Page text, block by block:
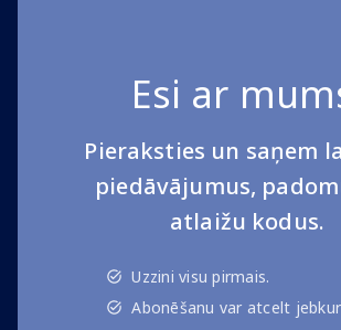
Esi ar
Pieraksties un saņem
piedāvājumus,
atlaižu kodus.
Uzzini visu pirmais.
Abonēšanu var atcelt